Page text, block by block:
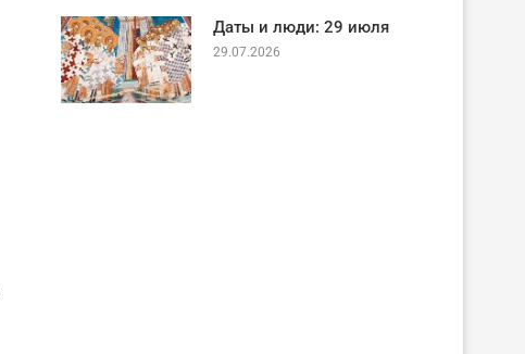
Даты и люди: 29 июля
29.07.2026